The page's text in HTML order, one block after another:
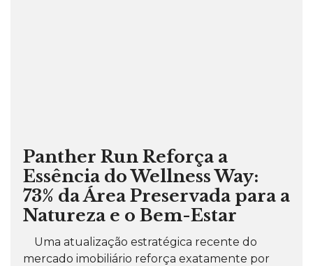
Panther Run Reforça a
Essência do Wellness Way:
73% da Área Preservada para a
Natureza e o Bem-Estar
Uma atualização estratégica recente do
mercado imobiliário reforça exatamente por